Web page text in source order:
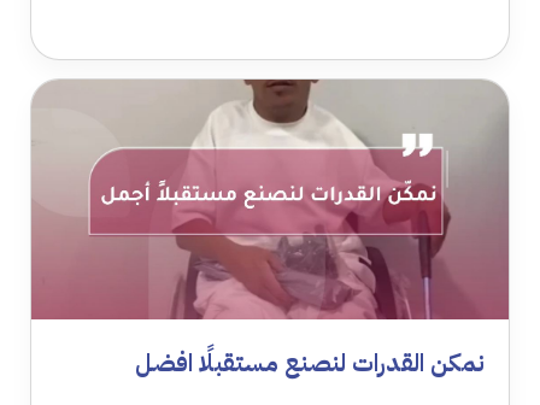
نمكن القدرات لنصنع مستقبلًا افضل